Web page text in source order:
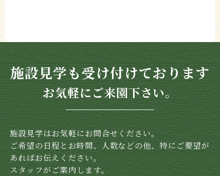
施設見学も受け付けております
お気軽にご来園下さい。
施設見学はお気軽にお問合せください。
ご希望の日程とお時間、人数などの他、特にご要望が
あればお伝えください。
スタッフがご案内します。